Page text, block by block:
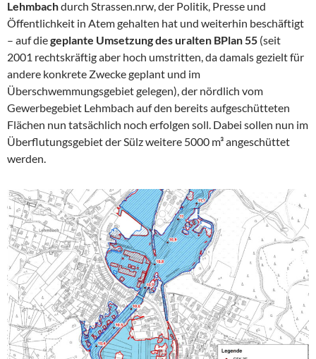
Lehmbachdurch Strassen.nrw, der Politik, Presse und
Öffentlichkeit in Atem gehalten hat und weiterhin beschäftigt
– auf diegeplante Umsetzung des uralten BPlan 55 (seit
2001 rechtskräftig aber hoch umstritten, da damals gezielt für
andere konkrete Zwecke geplant und im
Überschwemmungsgebiet gelegen), der nördlich vom
Gewerbegebiet Lehmbach auf den bereits aufgeschütteten
Flächen nun tatsächlich noch erfolgen soll. Dabei sollen nun im
Überflutungsgebiet der Sülz weitere 5000 m³ angeschüttet
werden.